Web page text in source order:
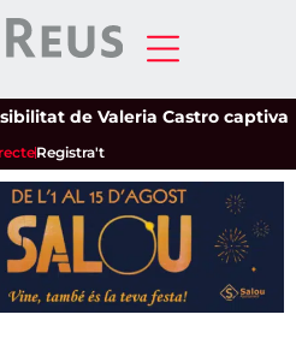
de Valeria Castro captiva
Registra't